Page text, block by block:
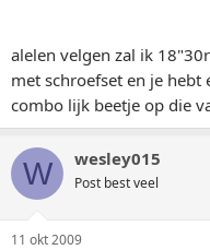
alelen velgen zal ik
met schroefset en je hebt
combo lijk beetje op die
W wesley015
Post best veel
11 okt 2009